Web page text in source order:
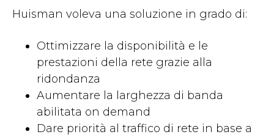
Huisman voleva una soluzione in grado di:
Ottimizzare la disponibilità e le
prestazioni della rete grazie alla
ridondanza
Aumentare la larghezza di banda
abilitata on demand
Dare priorità al traffico di rete in base a